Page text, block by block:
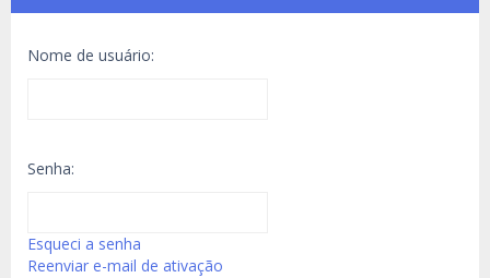
Nome de usuário:
Senha:
Esqueci a senha
Reenviar e-mail de ativação